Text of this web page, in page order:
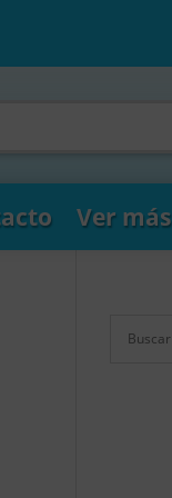
Ver más